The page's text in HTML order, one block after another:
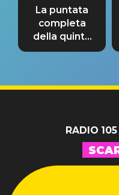
La puntata
completa
della quinta
tappa
RADIO